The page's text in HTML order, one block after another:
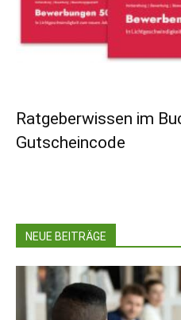
Ratgeberwissen im
Gutscheincode
NEUE BEITRÄGE